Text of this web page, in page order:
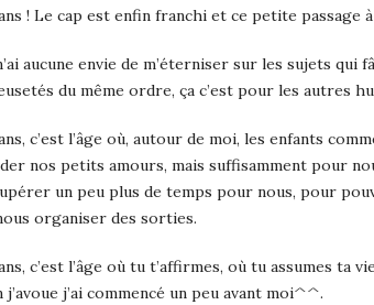
! Le cap est enfin franchi et ce petite passage
aucune envie de m’éterniser sur les sujets
du même ordre, ça c’est pour les autres
c’est l’âge où, autour de moi, les enfants
nos petits amours, mais suffisamment pour
un peu plus de temps pour nous, pour
organiser des sorties.
c’est l’âge où tu t’affirmes, où tu assumes
j’avoue j’ai commencé un peu avant moi^^.